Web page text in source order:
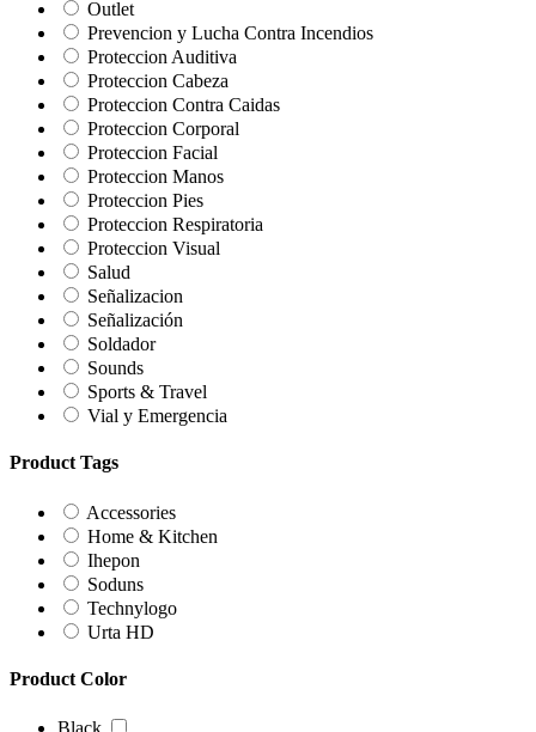
Outlet
Prevencion y Lucha Contra Incendios
Proteccion Auditiva
Proteccion Cabeza
Proteccion Contra Caidas
Proteccion Corporal
Proteccion Facial
Proteccion Manos
Proteccion Pies
Proteccion Respiratoria
Proteccion Visual
Salud
Señalizacion
Señalización
Soldador
Sounds
Sports & Travel
Vial y Emergencia
Product Tags
Accessories
Home & Kitchen
Ihepon
Soduns
Technylogo
Urta HD
Product Color
Black